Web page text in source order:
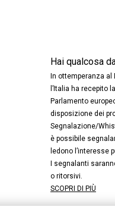
Hai qualcosa
In ottemperanza
l’Italia ha recepito
Parlamento
disposizione dei
Segnalazione/
è possibile
ledono l’interesse
I segnalanti
o ritorsivi.
SCOPRI DI PIÙ